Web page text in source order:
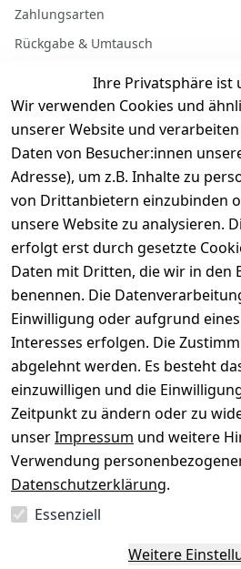
Ihre Privatsphäre ist
Wir verwenden Cookies und
unserer Website und
Daten von Besucher:innen
Adresse), um z.B. Inhalte zu
von Drittanbietern einzubinden
unsere Website zu analysieren.
erfolgt erst durch gesetzte
Daten mit Dritten, die wir in den
benennen. Die
Einwilligung oder aufgrund
Interesses erfolgen. Die
abgelehnt werden. Es besteht
einzuwilligen und die
Zeitpunkt zu ändern oder zu
unserImpressum und weitere
Verwendung
Datenschutzerklärung.
Essenziell
Weitere
Zahlungsarten
Rückgabe & Umtausch
Batterieentsorgung
Gerät verkaufen
Dein altes Gerät ist bares Geld
wenigen Minuten, kostenfrei
aufs Konto.
Gerät verkaufen
Sichere Zahlungsarten
SEPA Bank
Sicherheit
Deine Daten. Sicher. Vertraulich.